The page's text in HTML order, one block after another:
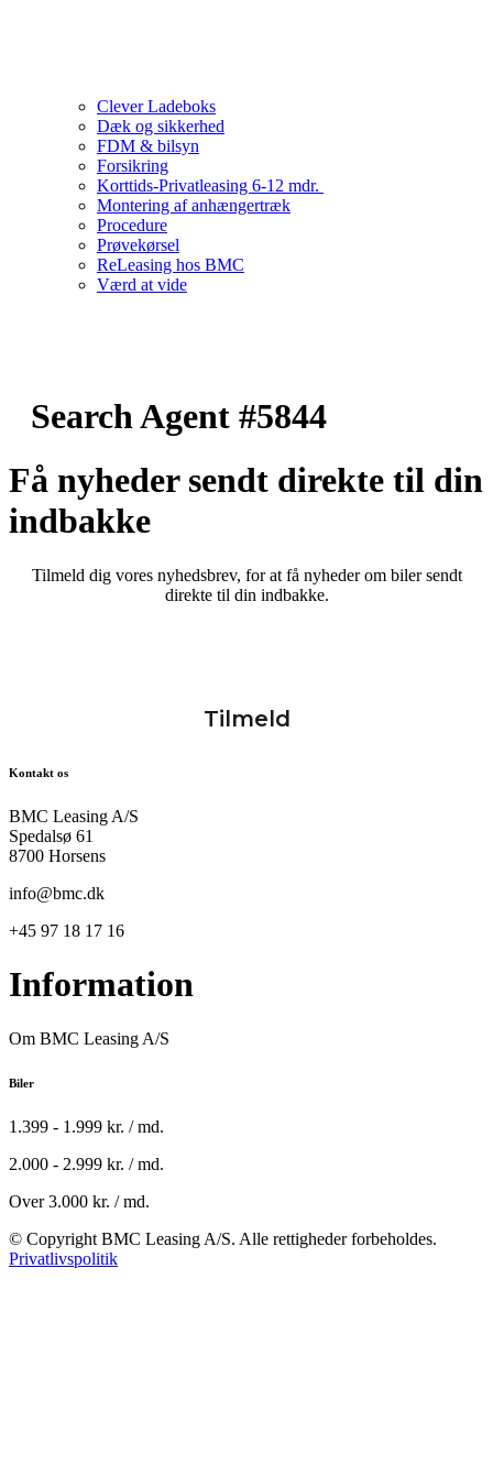
Clever Ladeboks
Dæk og sikkerhed
FDM & bilsyn
Forsikring
Korttids-Privatleasing 6-12 mdr.
Montering af anhængertræk
Procedure
Prøvekørsel
ReLeasing hos BMC
Værd at vide
Search Agent #5844
Få nyheder sendt direkte til din
indbakke
Tilmeld dig vores nyhedsbrev, for at få nyheder om biler sendt
direkte til din indbakke.
Kontakt os
BMC Leasing A/S
Spedalsø 61
8700 Horsens
info@bmc.dk
+45 97 18 17 16
Information
Om BMC Leasing A/S
Biler
1.399 - 1.999 kr. / md.
2.000 - 2.999 kr. / md.
Over 3.000 kr. / md.
© Copyright BMC Leasing A/S. Alle rettigheder forbeholdes.
Privatlivspolitik